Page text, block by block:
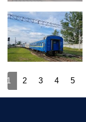
1 2 3 4 5